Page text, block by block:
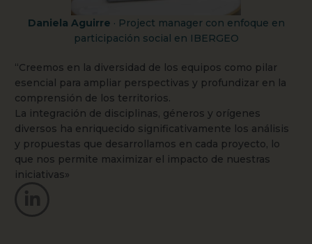
“Creemos en la diversidad de los equipos como pilar
esencial para ampliar perspectivas y profundizar en la
comprensión de los territorios.
La integración de disciplinas, géneros y orígenes
diversos ha enriquecido significativamente los análisis
y propuestas que desarrollamos en cada proyecto, lo
que nos permite maximizar el impacto de nuestras
iniciativas»
Daniela Aguirre · Project manager con enfoque en
participación social en IBERGEO